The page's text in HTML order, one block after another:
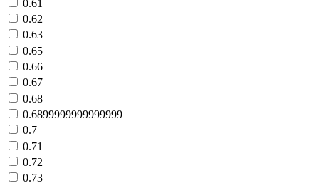
0.61
0.62
0.63
0.65
0.66
0.67
0.68
0.6899999999999999
0.7
0.71
0.72
0.73